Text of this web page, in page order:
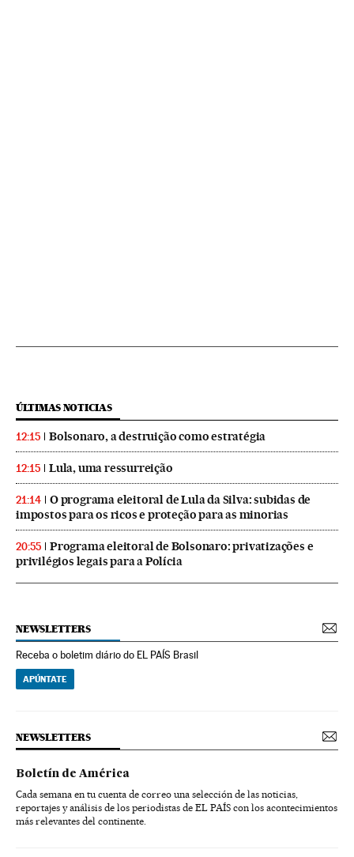
ÚLTIMAS NOTICIAS
12:15 Bolsonaro, a destruição como estratégia
12:15 Lula, uma ressurreição
21:14
O programa eleitoral de Lula da Silva: subidas de
impostos para os ricos e proteção para as minorias
20:55
Programa eleitoral de Bolsonaro: privatizações e
privilégios legais para a Polícia
NEWSLETTERS
Receba o boletim diário do EL PAÍS Brasil
APÚNTATE
NEWSLETTERS
Boletín de América
Cada semana en tu cuenta de correo una selección de las noticias,
reportajes y análisis de los periodistas de EL PAÍS con los acontecimientos
más relevantes del continente.